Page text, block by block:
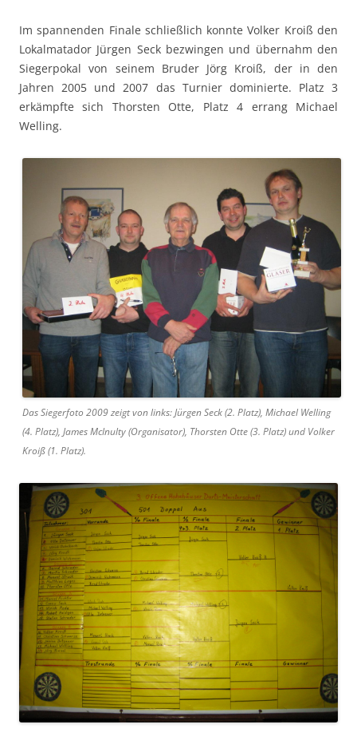
Im spannenden Finale schließlich konnte Volker Kroiß den
Lokalmatador Jürgen Seck bezwingen und übernahm den
Siegerpokal von seinem Bruder Jörg Kroiß, der in den
Jahren 2005 und 2007 das Turnier dominierte. Platz 3
erkämpfte sich Thorsten Otte, Platz 4 errang Michael
Welling.
Das Siegerfoto 2009 zeigt von links: Jürgen Seck (2. Platz), Michael Welling
(4. Platz), James McInulty (Organisator), Thorsten Otte (3. Platz) und Volker
Kroiß (1. Platz).